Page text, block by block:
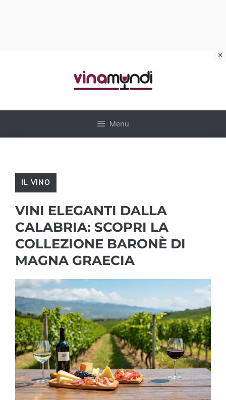
Menu
IL VINO
VINI ELEGANTI DALLA
CALABRIA: SCOPRI LA
COLLEZIONE BARONÈ DI
MAGNA GRAECIA
×